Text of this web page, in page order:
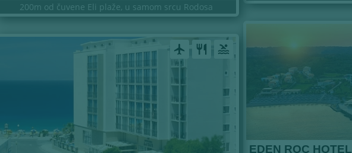
200m od čuvene Eli plaže, u samom srcu Rodosa
EDEN ROC HOTEL
airplanemode_active restaurant pool